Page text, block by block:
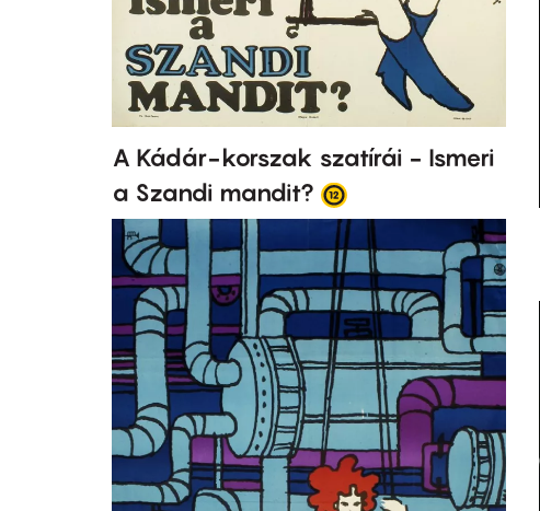
A Kádár-korszak szatírái - Ismeri
a Szandi mandit?